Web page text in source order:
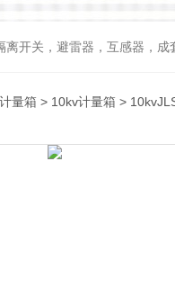
离开关，避雷器，互感器，成
计量箱 > 10kv计量箱 >